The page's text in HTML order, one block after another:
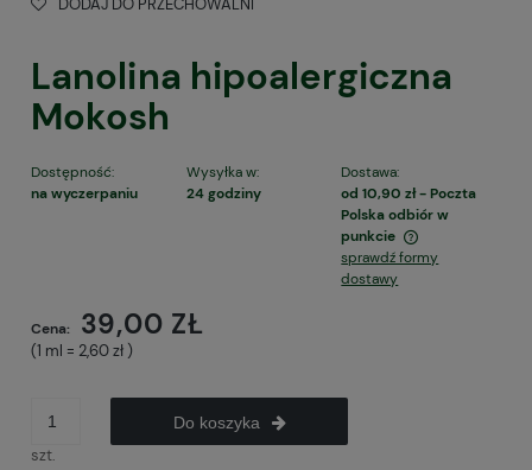
Lanolina hipoalergiczna
Mokosh
Dostępność:
na wyczerpaniu
Wysyłka w:
24 godziny
Dostawa:
od 10,90 zł- Poczta
Polska odbiór w
punkcie
Cena nie zawiera ewentualnych kosztów płatności
sprawdź formy
dostawy
Cena: 39,00 ZŁ
(1 ml = 2,60 zł )
szt.
Do koszyka